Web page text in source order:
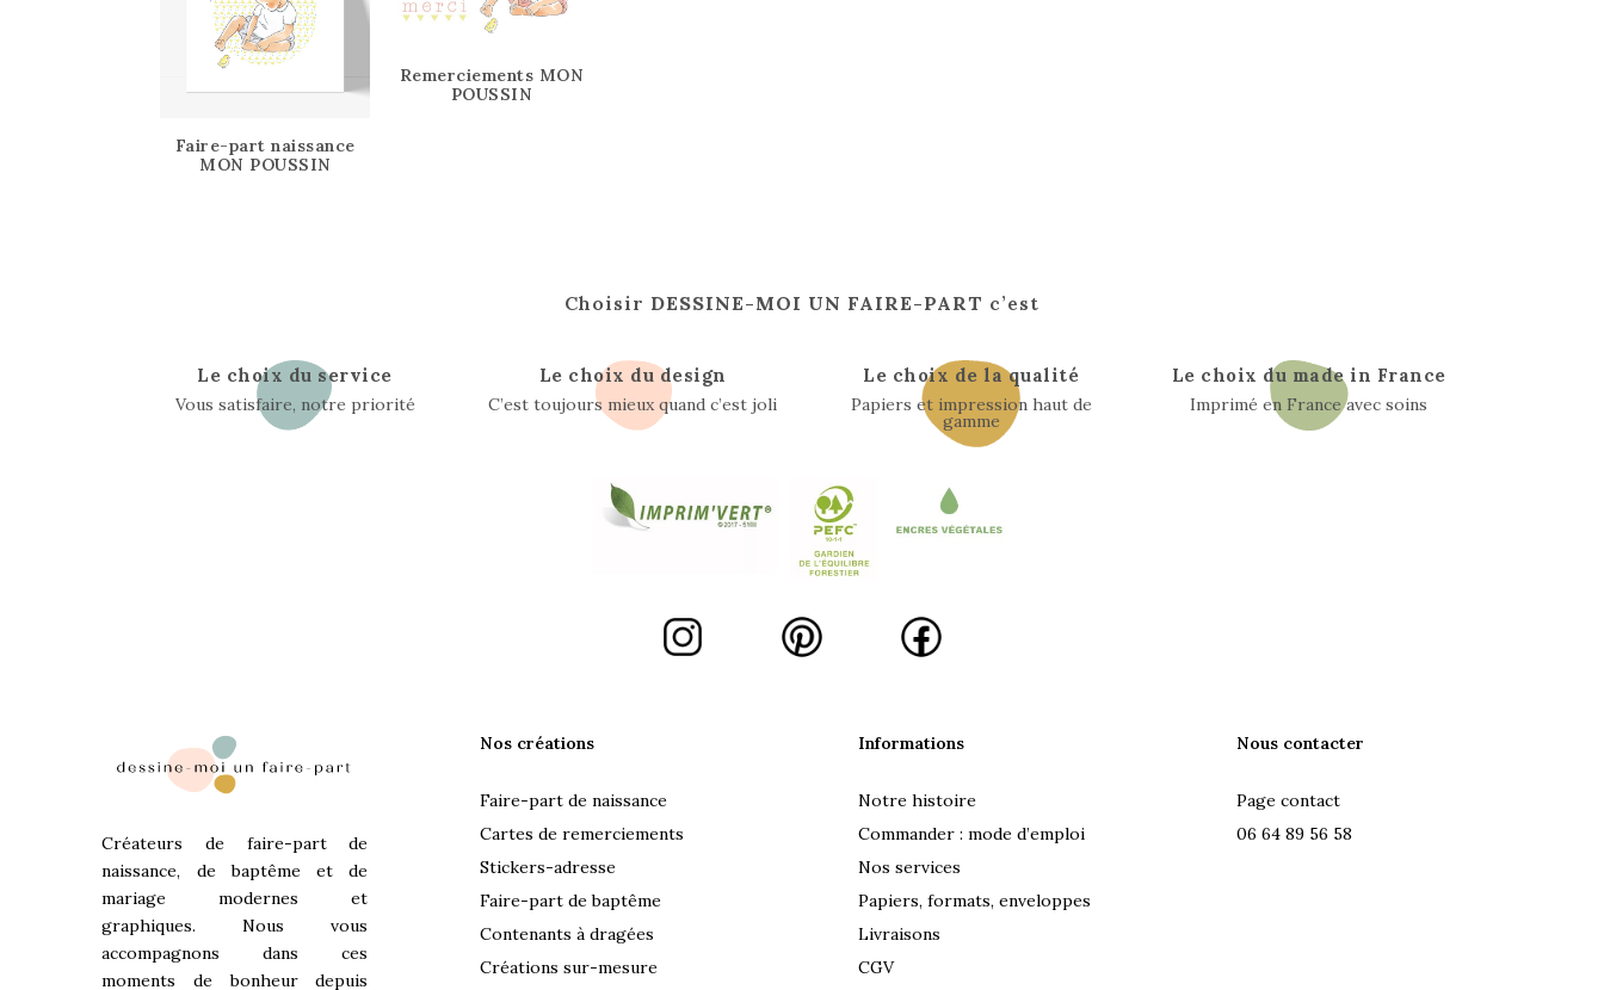
Faire-part naissance
MON POUSSIN
Remerciements MON
POUSSIN
Choisir DESSINE-MOI UN FAIRE-PART c’est
Le choix du service
Vous satisfaire, notre priorité
Le choix du design
C’est toujours mieux quand c’est joli
Le choix de la qualité
Papiers et impression haut de
gamme
Le choix du made in France
Imprimé en France avec soins
Créateurs de faire-part de
naissance, de baptême et de
mariage modernes et
graphiques. Nous vous
accompagnons dans ces
moments de bonheur depuis
Nos créations
Faire-part de naissance
Cartes de remerciements
Stickers-adresse
Faire-part de baptême
Contenants à dragées
Créations sur-mesure
Informations
Notre histoire
Commander : mode d’emploi
Nos services
Papiers, formats, enveloppes
Livraisons
CGV
Nous contacter
Page contact
06 64 89 56 58